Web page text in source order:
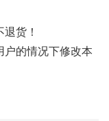
货！
户的情况下修改本